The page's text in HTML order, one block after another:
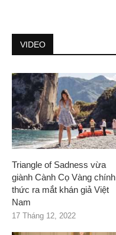
VIDEO
Triangle of Sadness vừa
giành Cành Cọ Vàng chính
thức ra mắt khán giả Việt
Nam
17 Tháng 12, 2022